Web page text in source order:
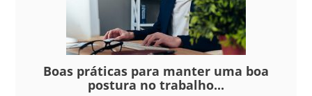
Boas práticas para manter uma boa
postura no trabalho...